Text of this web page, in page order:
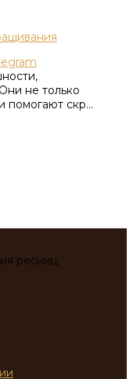
не только
помогают скр...
ресниц